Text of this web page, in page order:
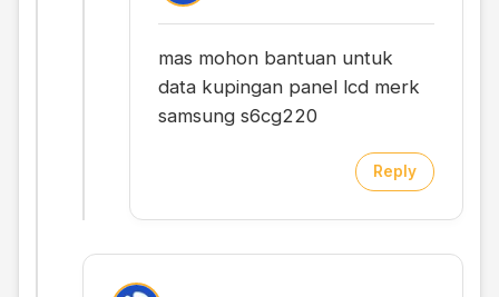
mas mohon bantuan untuk
data kupingan panel lcd merk
samsung s6cg220
Reply